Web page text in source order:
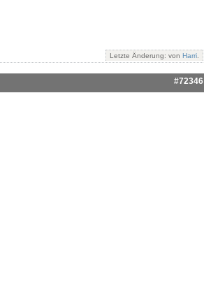
Letzte Änderung: von Harri
#72346